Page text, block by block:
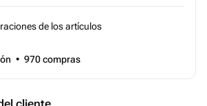
de los artículos
• 970compras